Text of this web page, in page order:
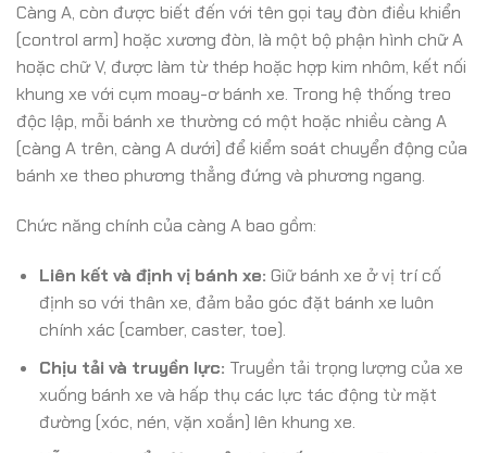
Càng A, còn được biết đến với tên gọi tay đòn điều khiển
(control arm) hoặc xương đòn, là một bộ phận hình chữ A
hoặc chữ V, được làm từ thép hoặc hợp kim nhôm, kết nối
khung xe với cụm moay-ơ bánh xe. Trong hệ thống treo
độc lập, mỗi bánh xe thường có một hoặc nhiều càng A
(càng A trên, càng A dưới) để kiểm soát chuyển động của
bánh xe theo phương thẳng đứng và phương ngang.
Chức năng chính của càng A bao gồm:
Liên kết và định vị bánh xe: Giữ bánh xe ở vị trí cố
định so với thân xe, đảm bảo góc đặt bánh xe luôn
chính xác (camber, caster, toe).
Chịu tải và truyền lực: Truyền tải trọng lượng của xe
xuống bánh xe và hấp thụ các lực tác động từ mặt
đường (xóc, nén, vặn xoắn) lên khung xe.